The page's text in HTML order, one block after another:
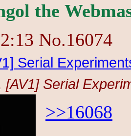
the
No.16074
Serial
[AV1] Serial
>>16068